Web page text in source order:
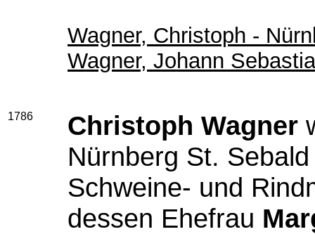
Wagner, Christoph -
Wagner, Johann
1786 Christoph Wagner
Nürnberg St.
Schweine- und
dessen Ehefrau